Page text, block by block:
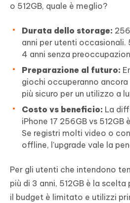
o 512GB, quale è meglio?
Durata dello storage:
anni per utenti occasionali.
4 anni senza
Preparazione al futuro:
giochi occuperanno ancora
più sicuro per un utilizzo a
Costo vs beneficio: La
iPhone 17 256GB vs 512GB
Se registri molti video o
offline, l'upgrade vale la
Per gli utenti che intendono
più di 3 anni, 512GB è la
il budget è limitato e utilizzi